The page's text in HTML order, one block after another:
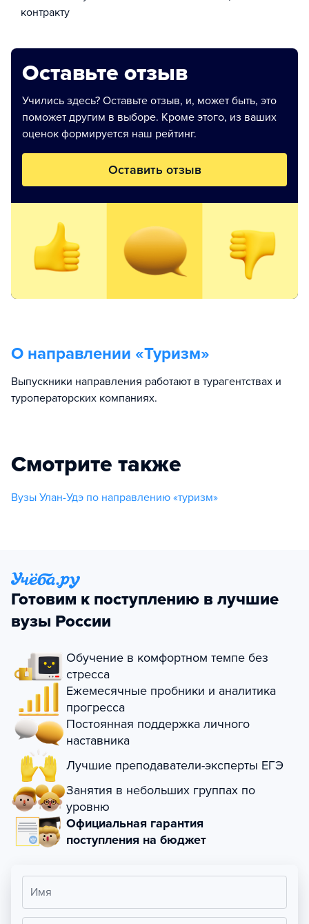
контракту
Оставьте отзыв
Учились здесь? Оставьте отзыв, и, может быть, это
поможет другим в выборе. Кроме этого, из ваших
оценок формируется наш рейтинг.
Оставить отзыв
О направлении «Туризм»
Выпускники направления работают в турагентствах и
туроператорских компаниях.
Смотрите также
Вузы Улан-Удэ по направлению «туризм»
Готовим к поступлению в лучшие
вузы России
Обучение в комфортном темпе без
стресса
Ежемесячные пробники и аналитика
прогресса
Постоянная поддержка личного
наставника
Лучшие преподаватели-эксперты ЕГЭ
Занятия в небольших группах по
уровню
Официальная гарантия
поступления на бюджет
Имя